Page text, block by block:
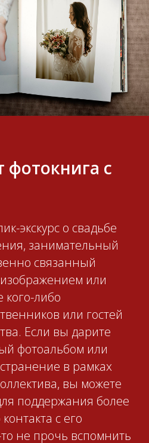
фотокнига с
экскурс о свадьбе
занимательный
связанный
или
либо
или гостей
Если вы дарите
фотоальбом или
в рамках
вы можете
поддержания более
с его
не прочь вспомнить